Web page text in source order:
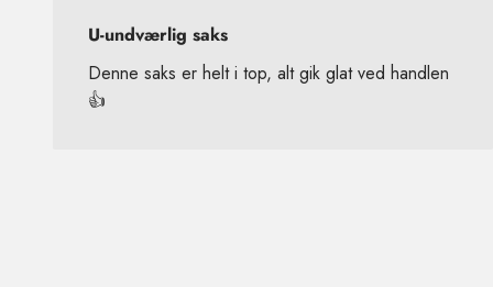
U-undværlig saks
Denne saks er helt i top, alt gik glat ved handlen
👍